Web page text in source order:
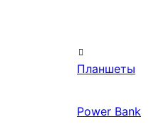
Планшеты
Power Bank